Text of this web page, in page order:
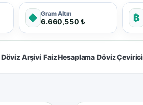
◆ Gram Altın
6.660,550 ₺ ₿
Döviz Arşivi Faiz Hesaplama Döviz Çevirici